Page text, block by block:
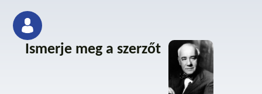
Ismerje meg a szerzőt